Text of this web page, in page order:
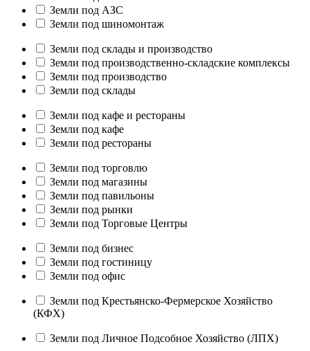
Земли под АЗС
Земли под шиномонтаж
Земли под склады и производство
Земли под производственно-складские комплексы
Земли под производство
Земли под склады
Земли под кафе и рестораны
Земли под кафе
Земли под рестораны
Земли под торговлю
Земли под магазины
Земли под павильоны
Земли под рынки
Земли под Торговые Центры
Земли под бизнес
Земли под гостиницу
Земли под офис
Земли под Крестьянско-Фермерское Хозяйство
(КФХ)
Земли под Личное Подсобное Хозяйство (ЛПХ)